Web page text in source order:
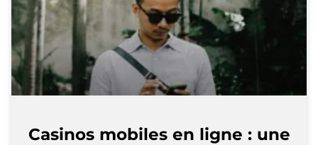
Casinos mobiles en ligne : une